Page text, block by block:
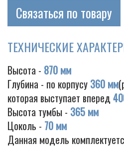
Связаться по товару
ТЕХНИЧЕСКИЕ
Высота - 870 мм
Глубина - по корпусу 360 мм
которая выступает вперед
Высота тумбы - 365 мм
Цоколь - 70 мм
Данная модель